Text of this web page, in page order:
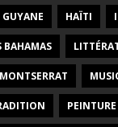
GUYANE HAÏTI
BAHAMAS
MONTSERRAT
PEINTURE